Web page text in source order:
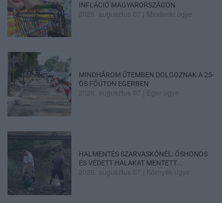
INFLÁCIÓ MAGYARORSZÁGON
2026. augusztus 07 Mindenki ügye
MINDHÁROM ÜTEMBEN DOLGOZNAK A 25-
ÖS FŐÚTON EGERBEN
2026. augusztus 07 Eger ügye
HALMENTÉS SZARVASKŐNÉL: ŐSHONOS
ÉS VÉDETT HALAKAT MENTETT...
2026. augusztus 07 Környék ügye